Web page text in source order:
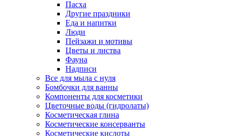
Пасха
Другие праздники
Еда и напитки
Люди
Пейзажи и мотивы
Цветы и листва
Фауна
Надписи
Все для мыла с нуля
Бомбочки для ванны
Компоненты для косметики
Цветочные воды (гидролаты)
Косметическая глина
Косметические консерванты
Косметические кислоты